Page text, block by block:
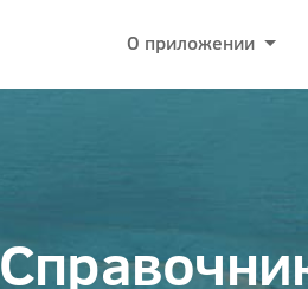
О приложении